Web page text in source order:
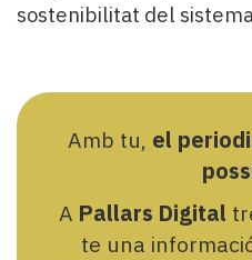
sostenibilitat del
Amb tu, el
A Pallars Digital
te una